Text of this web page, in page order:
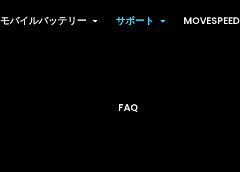
モバイルバッテリー サポート MOVESPEED
FAQ